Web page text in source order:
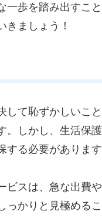
歩を踏み出すこ
ましょう！
て恥ずかしいこ
しかし、生活保
る必要があります
スは、急な出費
かりと見極める